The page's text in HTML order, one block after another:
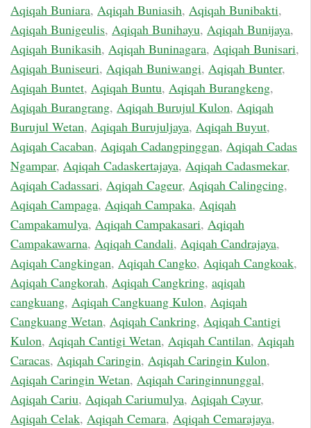
Aqiqah Buniara, Aqiqah Buniasih, Aqiqah Bunibakti,
Aqiqah Bunigeulis, Aqiqah Bunihayu, Aqiqah Bunijaya,
Aqiqah Bunikasih, Aqiqah Buninagara, Aqiqah Bunisari,
Aqiqah Buniseuri, Aqiqah Buniwangi, Aqiqah Bunter,
Aqiqah Buntet, Aqiqah Buntu, Aqiqah Burangkeng,
Aqiqah Burangrang, Aqiqah Burujul Kulon, Aqiqah
Burujul Wetan, Aqiqah Burujuljaya, Aqiqah Buyut,
Aqiqah Cacaban, Aqiqah Cadangpinggan, Aqiqah Cadas
Ngampar, Aqiqah Cadaskertajaya, Aqiqah Cadasmekar,
Aqiqah Cadassari, Aqiqah Cageur, Aqiqah Calingcing,
Aqiqah Campaga, Aqiqah Campaka, Aqiqah
Campakamulya, Aqiqah Campakasari, Aqiqah
Campakawarna, Aqiqah Candali, Aqiqah Candrajaya,
Aqiqah Cangkingan, Aqiqah Cangko, Aqiqah Cangkoak,
Aqiqah Cangkorah, Aqiqah Cangkring, aqiqah
cangkuang, Aqiqah Cangkuang Kulon, Aqiqah
Cangkuang Wetan, Aqiqah Cankring, Aqiqah Cantigi
Kulon, Aqiqah Cantigi Wetan, Aqiqah Cantilan, Aqiqah
Caracas, Aqiqah Caringin, Aqiqah Caringin Kulon,
Aqiqah Caringin Wetan, Aqiqah Caringinnunggal,
Aqiqah Cariu, Aqiqah Cariumulya, Aqiqah Cayur,
Aqiqah Celak, Aqiqah Cemara, Aqiqah Cemarajaya,